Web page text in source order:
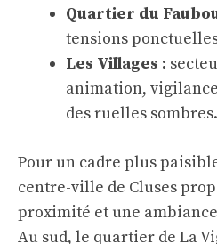
Quartier du
tensions
Les Villages :
animation,
des ruelles sombres.
Pour un cadre plus
centre-ville de Cluses
proximité et une
Au sud, le quartier de La